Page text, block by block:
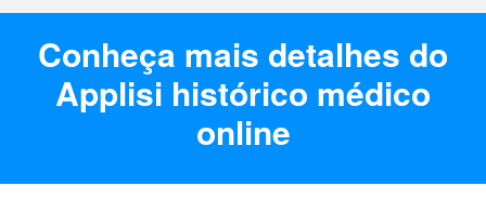
Conheça mais detalhes do
Applisi histórico médico
online